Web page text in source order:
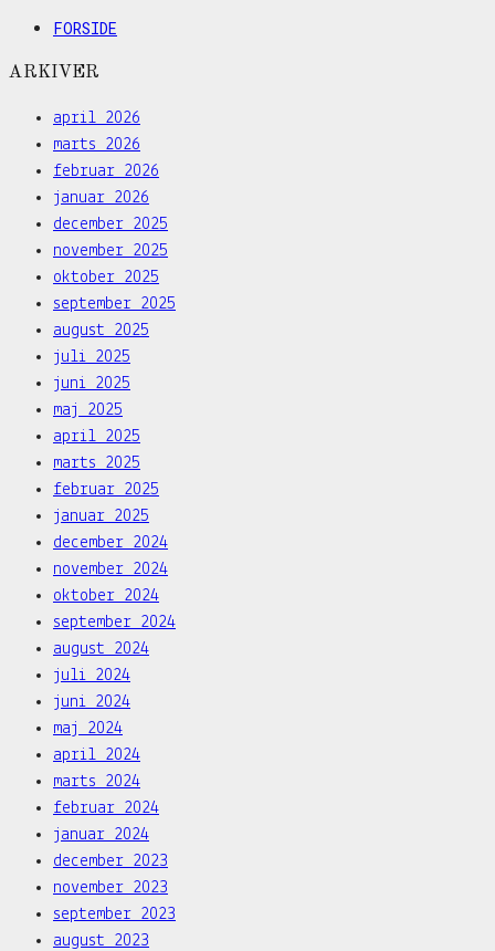
FORSIDE
ARKIVER
april 2026
marts 2026
februar 2026
januar 2026
december 2025
november 2025
oktober 2025
september 2025
august 2025
juli 2025
juni 2025
maj 2025
april 2025
marts 2025
februar 2025
januar 2025
december 2024
november 2024
oktober 2024
september 2024
august 2024
juli 2024
juni 2024
maj 2024
april 2024
marts 2024
februar 2024
januar 2024
december 2023
november 2023
september 2023
august 2023